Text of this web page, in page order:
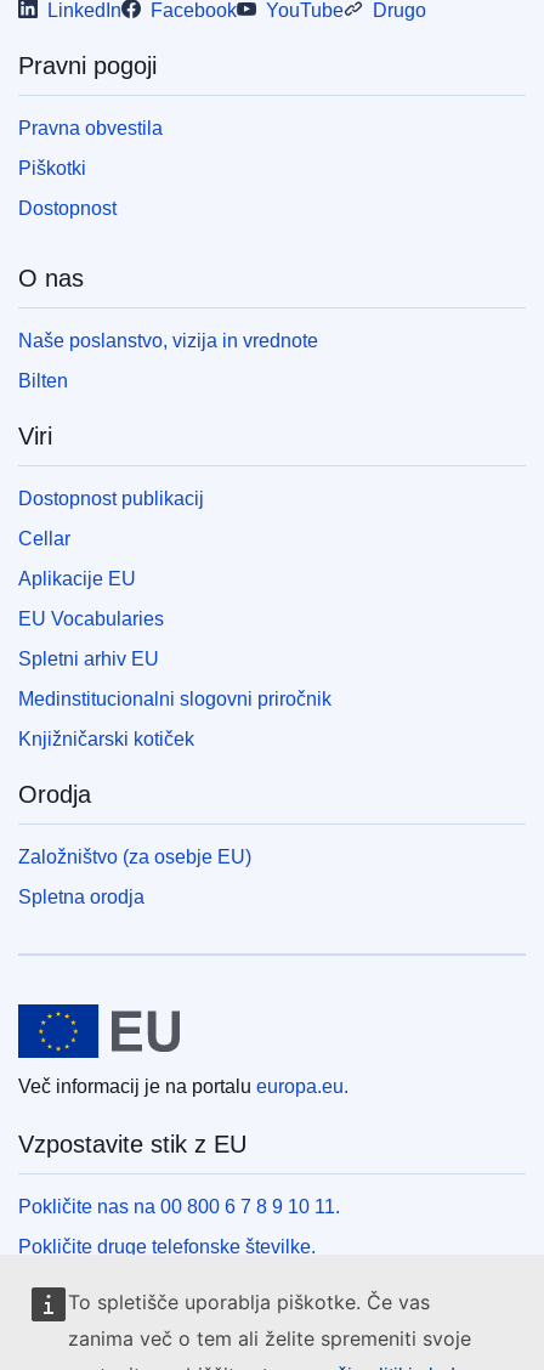
To spletišče uporablja piškotke. Če vas
zanima več o tem ali želite spremeniti svoje
LinkedIn Facebook YouTube Drugo
Pravni pogoji
Pravna obvestila
Piškotki
Dostopnost
O nas
Naše poslanstvo, vizija in vrednote
Bilten
Viri
Dostopnost publikacij
Cellar
Aplikacije EU
EU Vocabularies
Spletni arhiv EU
Medinstitucionalni slogovni priročnik
Knjižničarski kotiček
Orodja
Založništvo (za osebje EU)
Spletna orodja
Evropska unija
Več informacij je na portalu europa.eu.
Vzpostavite stik z EU
Pokličite nas na 00 800 6 7 8 9 10 11.
Pokličite druge telefonske številke.
Pišite nam s kontaktnim obrazcem.
Obiščite nas v enem od centrov EU.